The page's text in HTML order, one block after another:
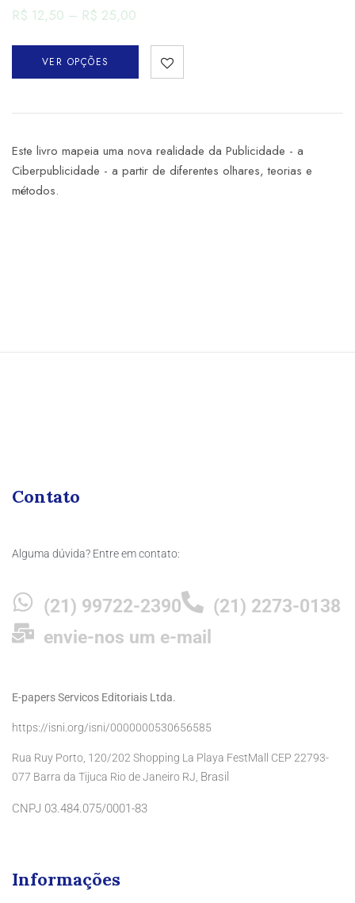
R$ 12,50 – R$ 25,00
VER OPÇÕES
Este livro mapeia uma nova realidade da Publicidade - a
Ciberpublicidade - a partir de diferentes olhares, teorias e
métodos.
Contato
Alguma dúvida? Entre em contato:
(21) 99722-2390
(21) 2273-0138
envie-nos um e-mail
E-papers Servicos Editoriais Ltda.
https://isni.org/isni/0000000530656585
Rua Ruy Porto, 120/202 Shopping La Playa FestMall CEP 22793-
077 Barra da Tijuca Rio de Janeiro RJ, Brasil
CNPJ 03.484.075/0001-83
Informações